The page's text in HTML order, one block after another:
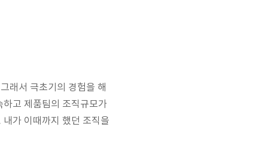
래서 극초기의 경험을 해
고 제품팀의 조직규모가
가 이때까지 했던 조직을